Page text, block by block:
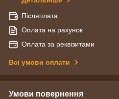
Післяплата
Оплата на рахунок
Оплата за реквізитами
Всі умови оплати
Умови повернення